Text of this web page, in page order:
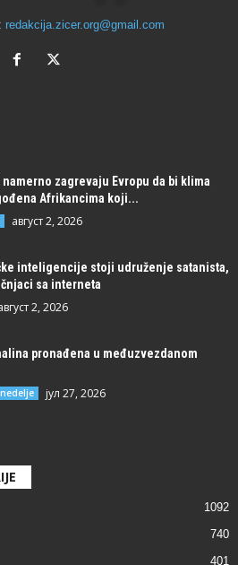
redakcija.zicer.org@gmail.com
zagrevaju Evropu da bi klima
Afrikancima koji...
август 2, 2026
inteligencije stoji udruženje satanista,
sa interneta
2, 2026
pronađena u međuzvezdanom
јул 27, 2026
1092
740
401